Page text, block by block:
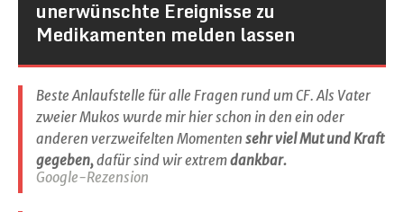
unerwünschte Ereignisse zu
Medikamenten melden lassen
Beste Anlaufstelle für alle Fragen rund um CF. Als Vater
zweier Mukos wurde mir hier schon in den ein oder
anderen verzweifelten Momenten sehr viel Mut und Kraft
gegeben,dafür sind wir extremdankbar.
Google-Rezension